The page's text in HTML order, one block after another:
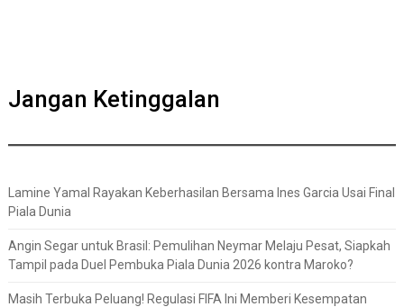
Jangan Ketinggalan
Lamine Yamal Rayakan Keberhasilan Bersama Ines Garcia Usai Final
Piala Dunia
Angin Segar untuk Brasil: Pemulihan Neymar Melaju Pesat, Siapkah
Tampil pada Duel Pembuka Piala Dunia 2026 kontra Maroko?
Masih Terbuka Peluang! Regulasi FIFA Ini Memberi Kesempatan